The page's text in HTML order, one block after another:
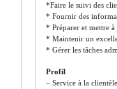
*Faire le suivi des
* Fournir des
* Préparer et mettre
* Maintenir un
* Gérer les tâches
Profil
– Service à la